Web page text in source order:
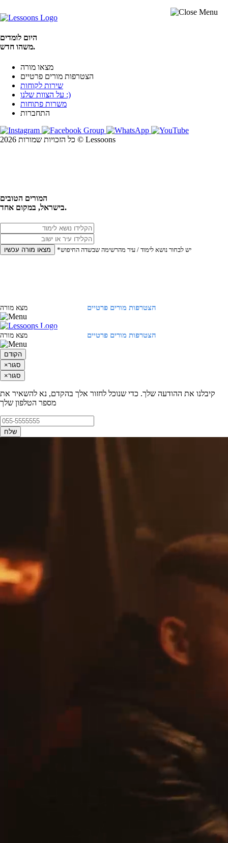
היום לומדים
משהו חדש.
מצאו מורה
הצטרפות מורים פרטיים
שירות לקוחות
על הצוות שלנו :)
משרות פתוחות
התחברות
כל הזכויות שמורות 2026 © Lessoons
המורים הטובים
בישראל, במקום אחד.
מצאו מורה עכשיו *יש לבחור נושא לימוד / עיר מהרשימה שבשדה החיפוש
הצטרפות מורים פרטיים מצא מורה
הצטרפות מורים פרטיים מצא מורה
הקודם
×סגור
×סגור
קיבלנו את ההודעה שלך. כדי שנוכל לחזור אלך בהקדם, נא להשאיר את
מספר הטלפון שלך
שלח